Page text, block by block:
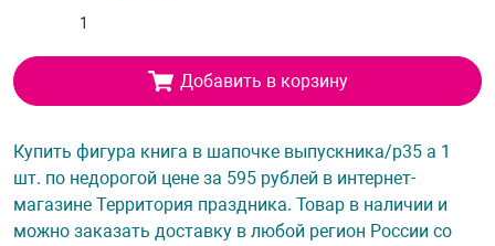
Добавить в корзину
Купить фигура книга в шапочке выпускника/p35 а 1
шт. по недорогой цене за 595 рублей в интернет-
магазине Территория праздника. Товар в наличии и
можно заказать доставку в любой регион России со